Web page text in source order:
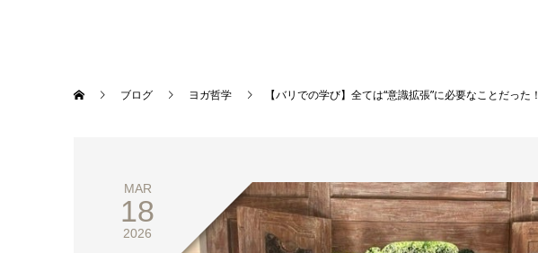
ブログ ヨガ哲学 【バリでの学び】全ては“意識拡張”に必要なことだった！
MAR
18
2026